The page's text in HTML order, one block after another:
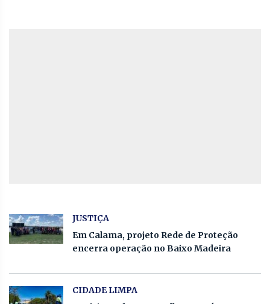
JUSTIÇA
Em Calama, projeto Rede de Proteção
encerra operação no Baixo Madeira
CIDADE LIMPA